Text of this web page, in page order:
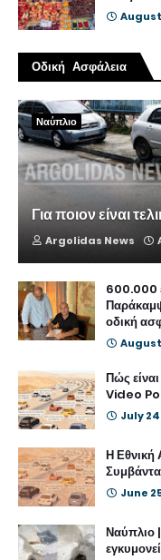
August
Οδική Ασφάλεια
Ναύπλιο
Για ποιον είναι
Argolidas News
600.000
οδική
Πώς
Video
July
Η Εθνική
Συμβάντα
June
Ναύπλιο